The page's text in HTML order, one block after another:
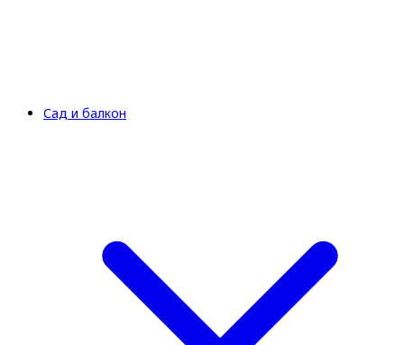
Сад и балкон